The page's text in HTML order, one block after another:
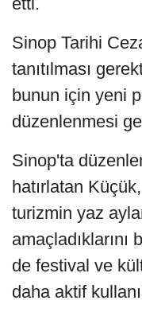
Sinop Tarihi
tanıtılması
bunun için yeni
düzenlenmesi
Sinop'ta
hatırlatan
turizmin yaz
de festival ve
daha aktif